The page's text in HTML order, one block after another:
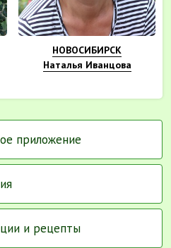
НОВОСИБИРСК
Наталья Иванцова
приложение
и рецепты